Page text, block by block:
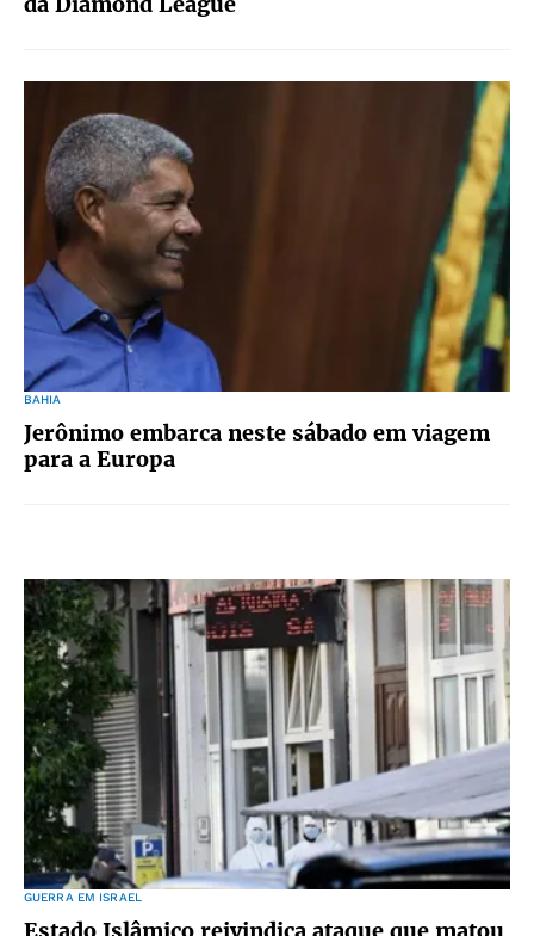
BAHIA
Jerônimo embarca neste sábado em viagem
para a Europa
GUERRA EM ISRAEL